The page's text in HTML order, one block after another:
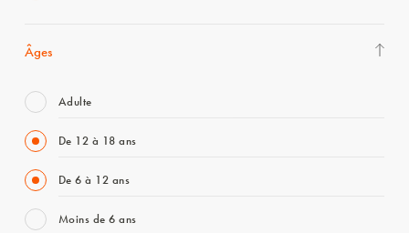
Âges
Adulte
De 12 à 18 ans
De 6 à 12 ans
Moins de 6 ans